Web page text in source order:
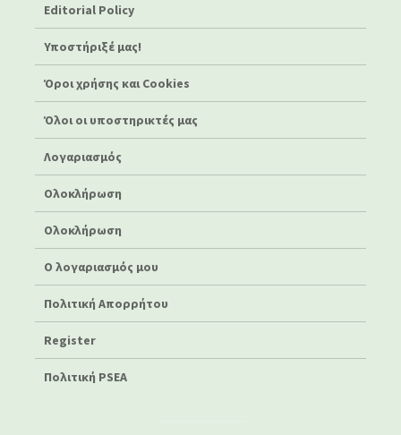
Editorial Policy
Υποστήριξέ μας!
Όροι χρήσης και Cookies
Όλοι οι υποστηρικτές μας
Λογαριασμός
Ολοκλήρωση
Ολοκλήρωση
Ο λογαριασμός μου
Πολιτική Απορρήτου
Register
Πολιτική PSEA